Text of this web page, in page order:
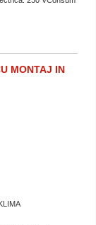
MONTAJ IN